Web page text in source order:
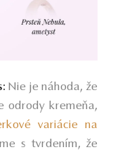
Nie je náhoda, že
odrody kremeňa,
variácie na
s tvrdením, že